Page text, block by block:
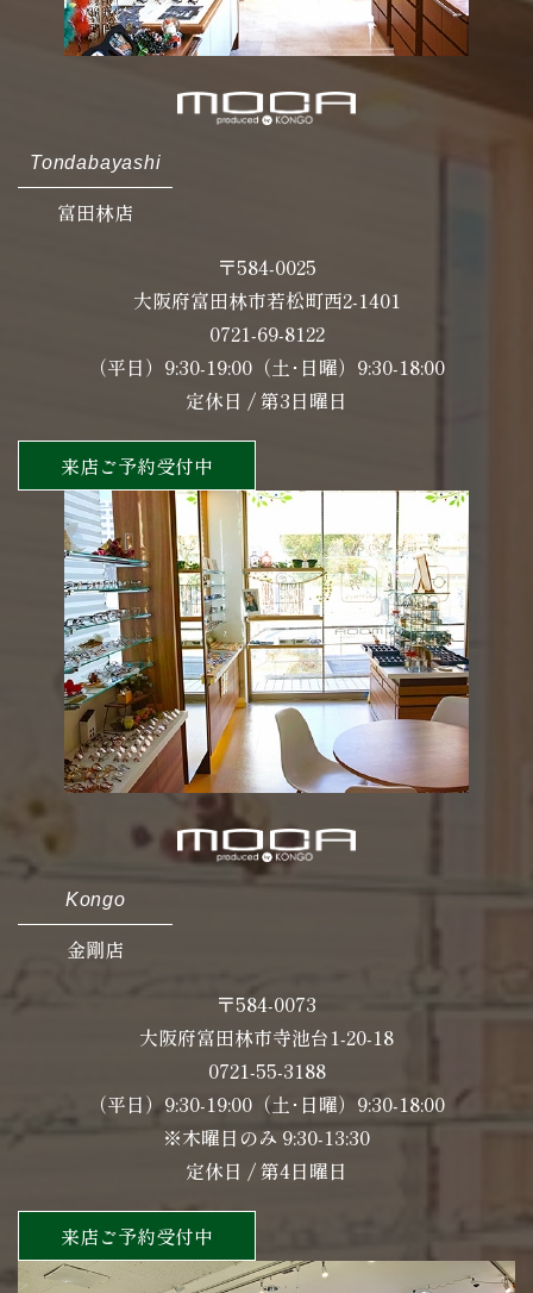
Tondabayashi
富田林店
〒584-0025
大阪府富田林市若松町西2-1401
0721-69-8122
（平日）9:30-19:00（土･日曜）9:30-18:00
定休日 / 第3日曜日
来店ご予約受付中
Kongo
金剛店
〒584-0073
大阪府富田林市寺池台1-20-18
0721-55-3188
（平日）9:30-19:00（土･日曜）9:30-18:00
※木曜日のみ 9:30-13:30
定休日 / 第4日曜日
来店ご予約受付中